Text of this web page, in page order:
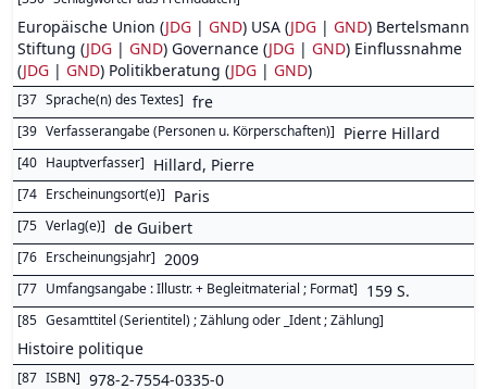
Europäische Union (JDG | GND) USA (JDG | GND) Bertelsmann
Stiftung (JDG | GND) Governance (JDG | GND) Einflussnahme
(JDG | GND) Politikberatung (JDG | GND)
[37 Sprache(n) des Textes] fre
[39 Verfasserangabe (Personen u. Körperschaften)] Pierre Hillard
[40 Hauptverfasser] Hillard, Pierre
[74 Erscheinungsort(e)] Paris
[75 Verlag(e)] de Guibert
[76 Erscheinungsjahr] 2009
[77 Umfangsangabe : Illustr. + Begleitmaterial ; Format] 159 S.
[85 Gesamttitel (Serientitel) ; Zählung oder _Ident ; Zählung]
Histoire politique
[87 ISBN] 978-2-7554-0335-0